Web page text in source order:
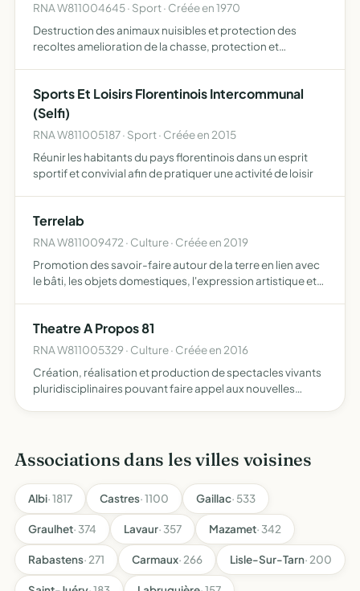
RNA W811004645 · Sport · Créée en 1970
Destruction des animaux nuisibles et protection des
recoltes amelioration de la chasse, protection et
Sports Et Loisirs Florentinois Intercommunal
(Selfi)
RNA W811005187 · Sport · Créée en 2015
Réunir les habitants du pays florentinois dans un esprit
sportif et convivial afin de pratiquer une activité de loisir
Terrelab
RNA W811009472 · Culture · Créée en 2019
Promotion des savoir-faire autour de la terre en lien avec
le bâti, les objets domestiques, l'expression artistique et
Theatre A Propos 81
RNA W811005329 · Culture · Créée en 2016
Création, réalisation et production de spectacles vivants
pluridisciplinaires pouvant faire appel aux nouvelles
Associations dans les villes voisines
Albi· 1817 Castres· 1100 Gaillac· 533
Graulhet· 374 Lavaur· 357 Mazamet· 342
Rabastens· 271 Carmaux· 266 Lisle-Sur-Tarn· 200